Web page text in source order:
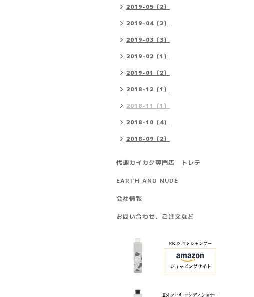
2019-05（2）
2019-04（2）
2019-03（3）
2019-02（1）
2019-01（2）
2018-12（1）
2018-11（1）
2018-10（4）
2018-09（2）
代謝カイカク専門店 トレテ
EARTH AND NUDE
会社情報
お問い合わせ、ご注文など